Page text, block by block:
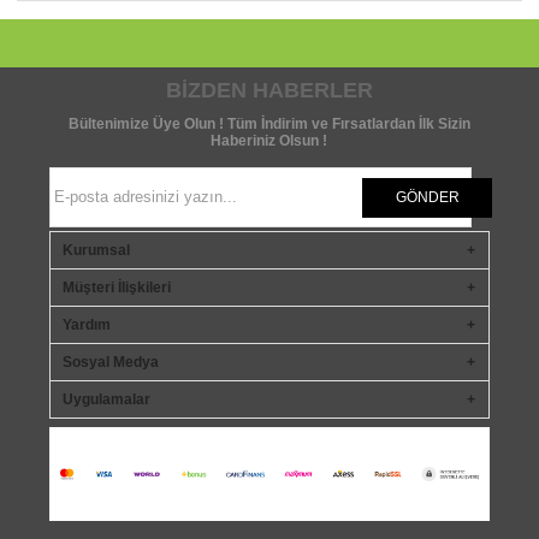
BIZDEN HABERLER
Bültenimize Üye Olun ! Tüm İndirim ve Fırsatlardan İlk Sizin
Haberiniz Olsun !
GÖNDER
Kurumsal
Müşteri İlişkileri
Yardım
Sosyal Medya
Uygulamalar